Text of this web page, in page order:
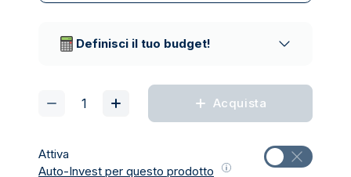
Definisci il tuo budget!
Acquista
Attiva
Auto-Invest per questo prodotto